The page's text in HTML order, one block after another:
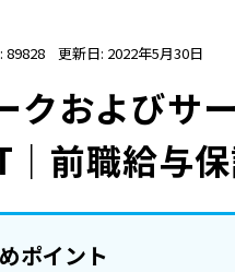
89828 更新日: 2022年5月30日
クおよびサ
｜前職給与
ポイント